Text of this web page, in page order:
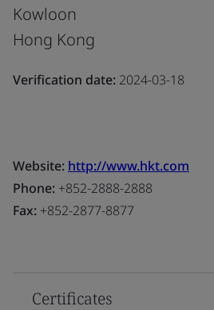
Kowloon
Hong Kong
Verification date: 2024-03-18
Website: http://www.hkt.com
Phone: +852-2888-2888
Fax: +852-2877-8877
Certificates